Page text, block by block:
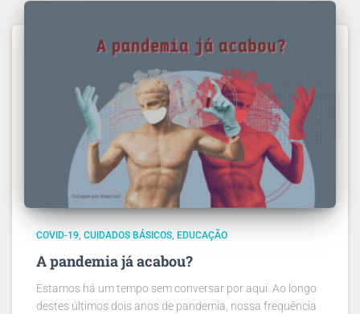
COVID-19 CUIDADOS BÁSICOS EDUCAÇÃO
A pandemia já acabou?
Estamos há um tempo sem conversar por aqui. Ao longo
destes últimos dois anos de pandemia, nossa frequência